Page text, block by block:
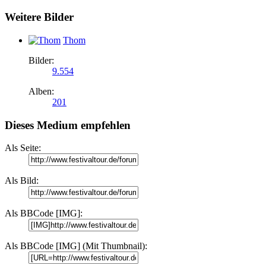
Weitere Bilder
Thom
Bilder:
9.554
Alben:
201
Dieses Medium empfehlen
Als Seite:
Als Bild:
Als BBCode [IMG]:
Als BBCode [IMG] (Mit Thumbnail):